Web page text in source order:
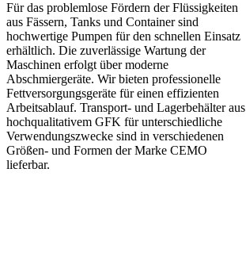
Für das problemlose Fördern der Flüssigkeiten
aus Fässern, Tanks und Container sind
hochwertige Pumpen für den schnellen Einsatz
erhältlich. Die zuverlässige Wartung der
Maschinen erfolgt über moderne
Abschmiergeräte. Wir bieten professionelle
Fettversorgungsgeräte für einen effizienten
Arbeitsablauf. Transport- und Lagerbehälter aus
hochqualitativem GFK für unterschiedliche
Verwendungszwecke sind in verschiedenen
Größen- und Formen der Marke CEMO
lieferbar.